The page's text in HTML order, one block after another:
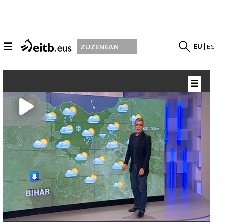
☰ ZUZENEAN EU ES
☰